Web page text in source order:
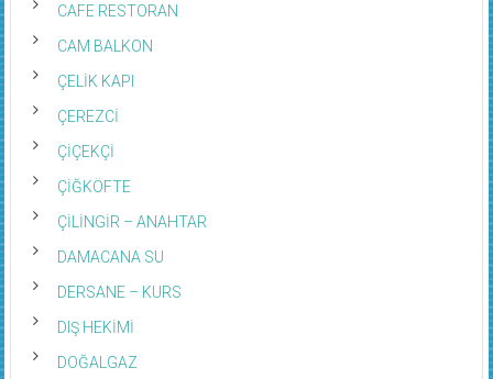
CAFE RESTORAN
CAM BALKON
ÇELİK KAPI
ÇEREZCİ
ÇİÇEKÇİ
ÇİĞKÖFTE
ÇİLİNGİR – ANAHTAR
DAMACANA SU
DERSANE – KURS
DIŞ HEKİMİ
DOĞALGAZ